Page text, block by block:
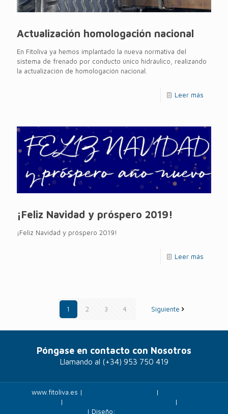
Actualización homologación nacional
En Fitoliva ya hemos implantado la nueva normativa del
sistema de frenado por conducto único hidráulico, realizando
la actualización de homologación nacional.
Leer más
¡Feliz Navidad y próspero 2019!
¡Feliz Navidad y próspero 2019!
Leer más
1 2 3 4 Siguiente
Póngase en contacto con Nosotros
Llamando al (+34) 953 750 419
www.fitoliva.es | |
| |
| Diseño: